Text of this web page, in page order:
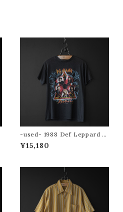
-used- 1988 Def Leppard to
ur tee (Hysteria)
¥15,180